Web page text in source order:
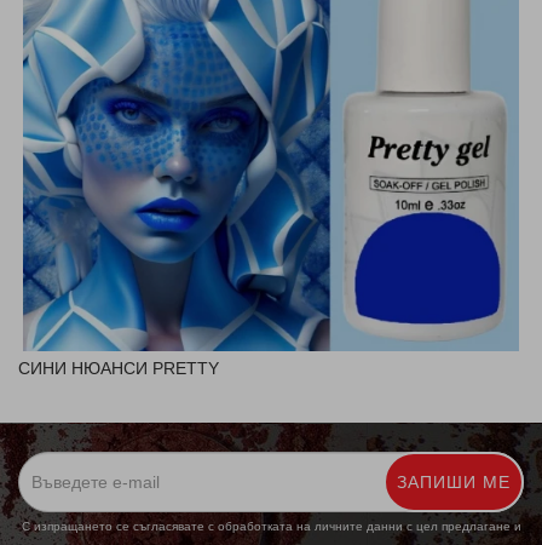
СИНИ НЮАНСИ PRETTY
ЗАПИШИ МЕ
С изпращането се съгласявате с обработката на личните данни с цел предлагане и